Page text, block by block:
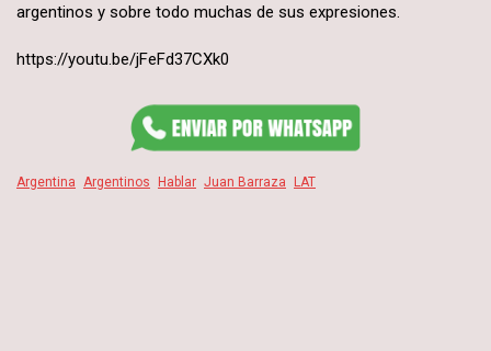
argentinos y sobre todo muchas de sus expresiones.
https://youtu.be/jFeFd37CXk0
Argentina Argentinos Hablar Juan Barraza LAT